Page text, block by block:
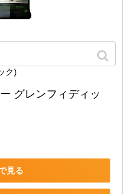
ク)
グレンフィディッ
見る